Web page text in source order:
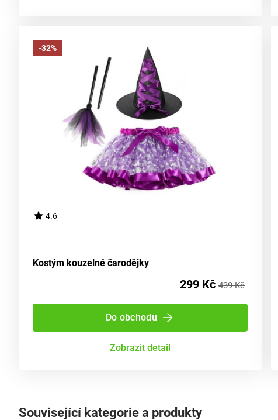
-32%
4.6
Kostým kouzelné čarodějky
299 Kč 439 Kč
Do obchodu
Zobrazit detail
Související kategorie a produkty